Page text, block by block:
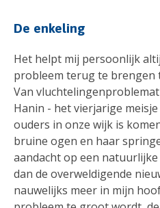
De enkeling
Het helpt mij persoonlijk
probleem terug te
Van
Hanin - het vierjarige
ouders in onze wijk is
bruine ogen en haar
aandacht op een
dan de overweldigende
nauwelijks meer in mijn